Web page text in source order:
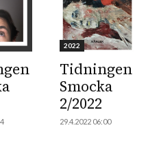
2022
Tidningen
Smocka
2/2022
29.4.2022 06:00